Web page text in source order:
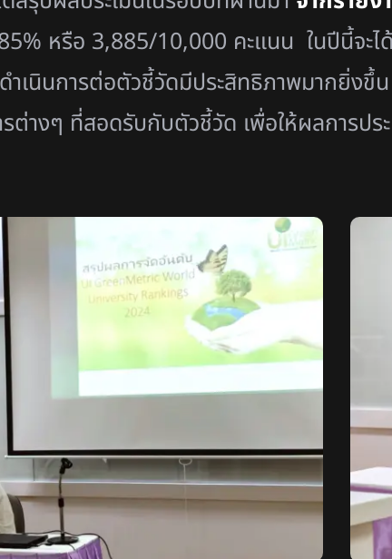
หรือ 3,885/10,000 คะแนน ในปีนี้จะไ
ำเนินการต่อตัวชี้วัดมีประสิทธิภาพมากยิ่ง
ต่างๆ ที่สอดรับกับตัวชี้วัด เพื่อให้ผลการปร